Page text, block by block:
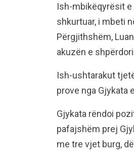
Ish-mbikëqyrësit e
shkurtuar, i mbeti
Përgjithshëm,
akuzën e
Ish-ushtarakut
prove nga Gjykata
Gjykata rëndoi
pafajshëm prej
me tre vjet burg,